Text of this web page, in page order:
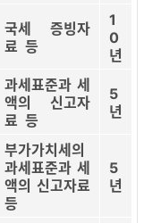
국세 증빙자
료 등
1
0
년
과세표준과 세
액의 신고자
료 등
5
년
부가가치세의
과세표준과 세
액의 신고자료
등
5
년